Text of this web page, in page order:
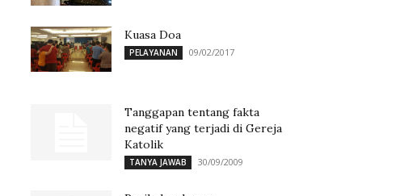
Kuasa Doa
PELAYANAN 09/02/2017
Tanggapan tentang fakta
negatif yang terjadi di Gereja
Katolik
TANYA JAWAB 30/09/2009